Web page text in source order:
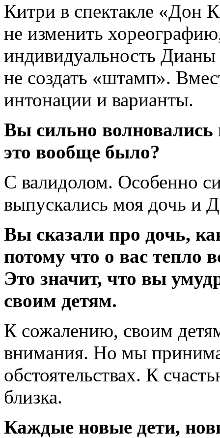
Китри в спектакле «Дон
не изменить
индивидуальность
не создать «штамп».
интонации и варианты.
Вы сильно волновались
это вообще было?
С валидолом. Особенно
выпускались моя дочь и
Вы сказали про дочь,
потому что о вас тепло
Это значит, что вы
своим детям.
К сожалению, своим
внимания. Но мы
обстоятельствах. К
близка.
Каждые новые дети,